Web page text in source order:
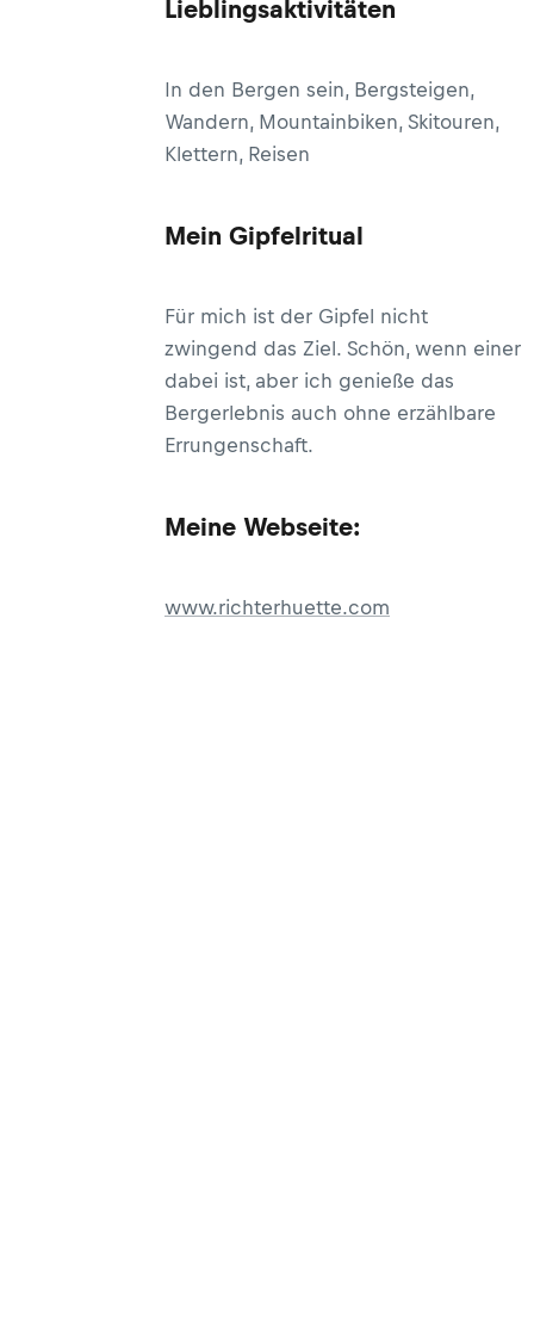
Lieblingsaktivitäten
In den Bergen sein, Bergsteigen,
Wandern, Mountainbiken, Skitouren,
Klettern, Reisen
Mein Gipfelritual
Für mich ist der Gipfel nicht
zwingend das Ziel. Schön, wenn einer
dabei ist, aber ich genieße das
Bergerlebnis auch ohne erzählbare
Errungenschaft.
Meine Webseite:
www.richterhuette.com